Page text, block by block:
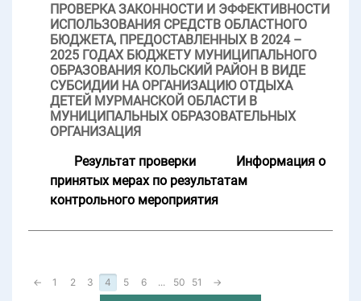
ПРОВЕРКА ЗАКОННОСТИ И ЭФФЕКТИВНОСТИ
ИСПОЛЬЗОВАНИЯ СРЕДСТВ ОБЛАСТНОГО
БЮДЖЕТА, ПРЕДОСТАВЛЕННЫХ В 2024 –
2025 ГОДАХ БЮДЖЕТУ МУНИЦИПАЛЬНОГО
ОБРАЗОВАНИЯ КОЛЬСКИЙ РАЙОН В ВИДЕ
СУБСИДИИ НА ОРГАНИЗАЦИЮ ОТДЫХА
ДЕТЕЙ МУРМАНСКОЙ ОБЛАСТИ В
МУНИЦИПАЛЬНЫХ ОБРАЗОВАТЕЛЬНЫХ
ОРГАНИЗАЦИЯ
Результат проверки
Информация о
принятых мерах по результатам
контрольного мероприятия
← 1 2 3 4 5 6 ... 50 51 →